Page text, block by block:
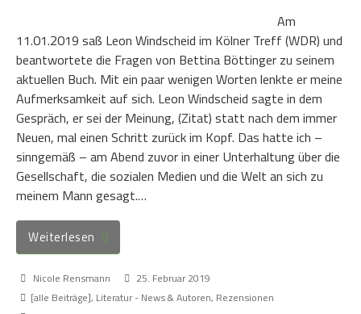
Am
11.01.2019 saß Leon Windscheid im Kölner Treff (WDR) und
beantwortete die Fragen von Bettina Böttinger zu seinem
aktuellen Buch. Mit ein paar wenigen Worten lenkte er meine
Aufmerksamkeit auf sich. Leon Windscheid sagte in dem
Gespräch, er sei der Meinung, (Zitat) statt nach dem immer
Neuen, mal einen Schritt zurück im Kopf. Das hatte ich –
sinngemäß – am Abend zuvor in einer Unterhaltung über die
Gesellschaft, die sozialen Medien und die Welt an sich zu
meinem Mann gesagt.…
Weiterlesen
Nicole Rensmann
25. Februar 2019
[alle Beiträge], Literatur - News & Autoren, Rezensionen